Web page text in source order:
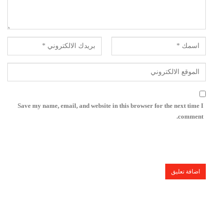
Save my name, email, and website in this browser for the next time I
comment.